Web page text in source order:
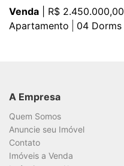
Venda | R$ 2.450.000,00
Apartamento
04 Dorms
A Empresa
Quem Somos
Anuncie seu Imóvel
Contato
Imóveis a Venda